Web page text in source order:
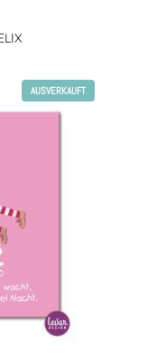
AUSVERKAUFT